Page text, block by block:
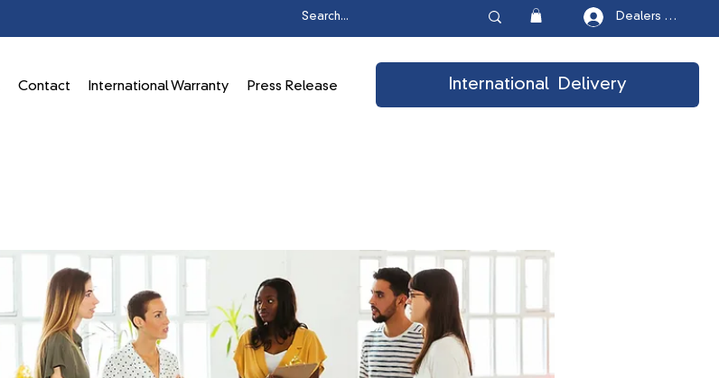
Dealers Login
Contact International Warranty Press Release International Delivery